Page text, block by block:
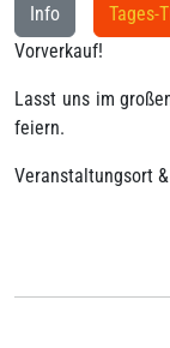
Info Tages-
Vorverkauf!
Lasst uns im
feiern.
Veranstaltungsort